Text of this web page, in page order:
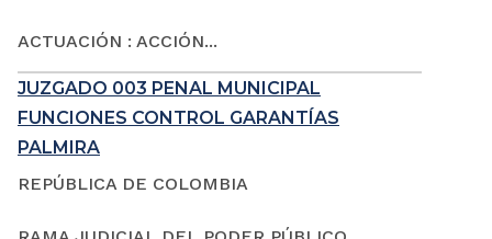
ACTUACIÓN : ACCIÓN...
JUZGADO 003 PENAL MUNICIPAL
FUNCIONES CONTROL GARANTÍAS
PALMIRA
REPÚBLICA DE COLOMBIA